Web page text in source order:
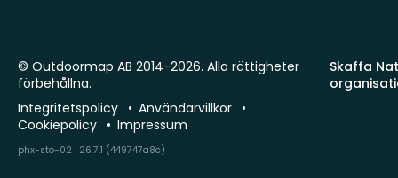
Skaffa
© Outdoormap AB 2014-2026. Alla rättigheter
förbehållna.
Integritetspolicy
Användarvillkor
Cookiepolicy
Impressum
phx-sto-02 · 26.7.1 (449747a8c)